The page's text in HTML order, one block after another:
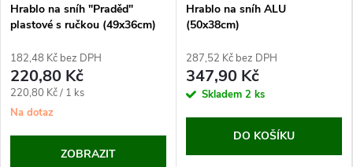
Hrablo na sníh "Praděd"
plastové s ručkou (49x36cm)
182,48 Kč bez DPH
220,80 Kč
Měrná
cena:
220,80 Kč / 1 ks
Na dotaz
ZOBRAZIT
Hrablo na sníh ALU
(50x38cm)
287,52 Kč bez DPH
347,90 Kč
Skladem 2 ks
DO KOŠÍKU